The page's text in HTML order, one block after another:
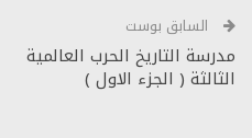
السابق بوست
مدرسة التاريخ الحرب العالمية
الثالثة ( الجزء الاول )